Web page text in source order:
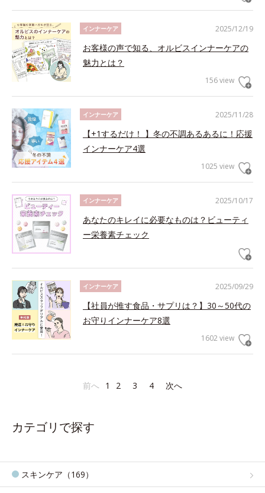
2025/12/19
インナーケア
お客様の声で知る、オルビスインナーケアの
魅力とは？
156 view
2025/11/28
インナーケア
【+1するだけ！ 】冬の不調あるあるに！応援
インナーケア4選
1025 view
2025/10/17
インナーケア
あなたのキレイに必要なものは？ビューティ
ー栄養素チェック
2025/09/29
インナーケア
【社員が推す食品・サプリは？】30～50代の
お守りインナーケア8選
1602 view
前へ 1 2 3 4 次へ
カテゴリで探す
スキンケア（169）